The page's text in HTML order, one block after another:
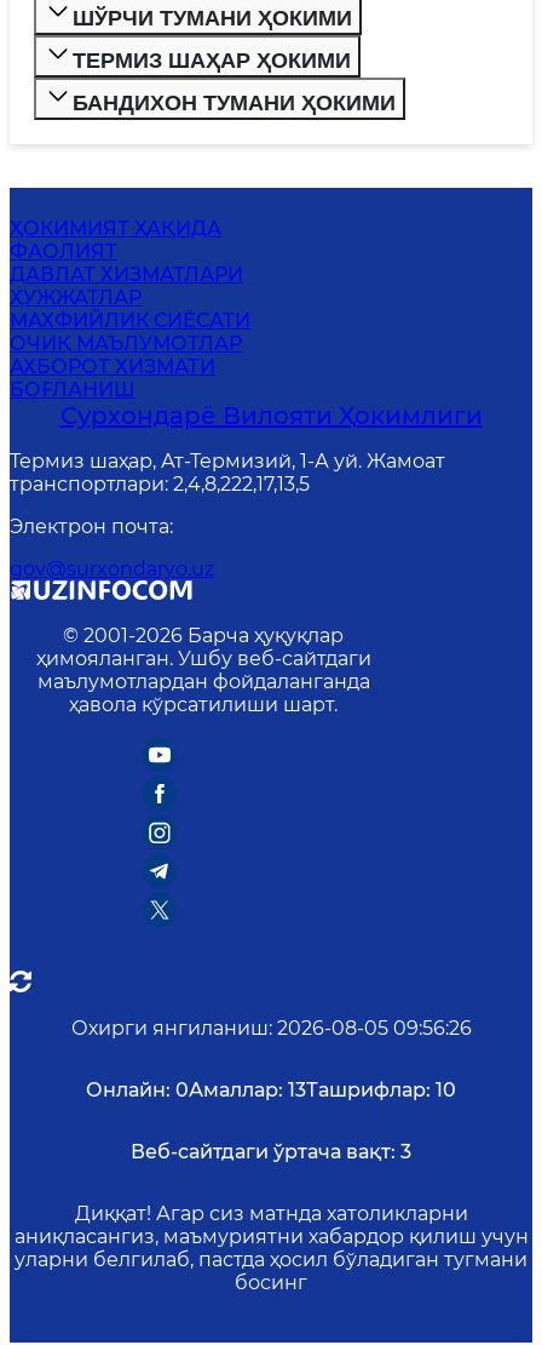
ШЎРЧИ ТУМАНИ ҲОКИМИ
ТЕРМИЗ ШАҲАР ҲОКИМИ
БАНДИХОН ТУМАНИ ҲОКИМИ
ҲОКИМИЯТ ҲАҚИДА
ФАОЛИЯТ
ДАВЛАТ ХИЗМАТЛАРИ
ҲУЖЖАТЛАР
MАХФИЙЛИК СИЁСАТИ
ОЧИҚ МАЪЛУМОТЛАР
АХБОРОТ ХИЗМАТИ
БОҒЛАНИШ
Сурхондарё Вилояти Ҳокимлиги
Термиз шаҳар, Ат-Термизий, 1-А уй. Жамоат
транспортлари: 2,4,8,222,17,13,5
Электрон почта:
gov@surxondaryo.uz
© 2001-2026 Барча ҳуқуқлар
ҳимояланган. Ушбу веб-сайтдаги
маълумотлардан фойдаланганда
ҳавола кўрсатилиши шарт.
Охирги янгиланиш: 2026-08-05 09:56:26
Онлайн: 0Амаллар: 13Ташрифлар: 10
Веб-сайтдаги ўртача вақт: 3
Диққат! Агар сиз матнда хатоликларни
аниқласангиз, маъмуриятни хабардор қилиш учун
уларни белгилаб, пастда ҳосил бўладиган тугмани
босинг